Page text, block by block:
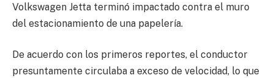
Volkswagen Jetta terminó impactado contra el muro
del estacionamiento de una papelería.
De acuerdo con los primeros reportes, el conductor
presuntamente circulaba a exceso de velocidad, lo que